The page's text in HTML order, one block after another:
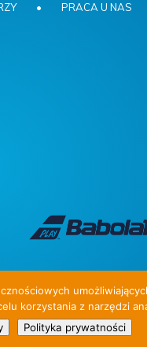
• PRACA U NAS
korzystania z narzędzi
Polityka prywatności